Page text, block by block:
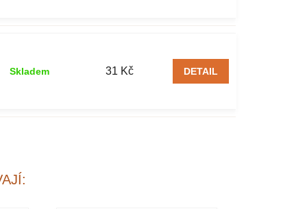
31 Kč
Skladem DETAIL